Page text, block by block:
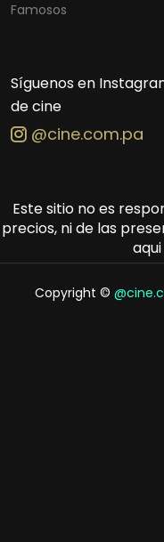
Famosos
Síguenos en
de cine
@cine.com.pa
Este sitio no es
precios, ni de las
Copyright ©